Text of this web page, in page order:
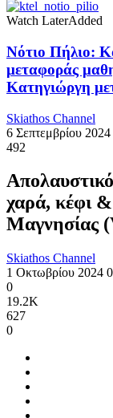
Watch LaterAdded
Νότιο Πήλιο:
μεταφοράς
Κατηγιώργη
Skiathos Channel
6 Σεπτεμβρίου 2024
492
χαρά, κέφι
Μαγνησίας
Skiathos Channel
1 Οκτωβρίου 2024
0
19.2K
627
0